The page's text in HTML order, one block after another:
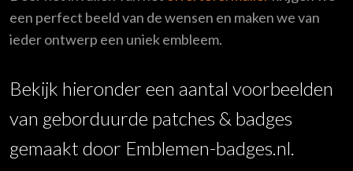
een perfect beeld van de wensen en maken we van
ieder ontwerp een uniek embleem.
Bekijk hieronder een aantal voorbeelden
van geborduurde patches & badges
gemaakt door Emblemen-badges.nl.